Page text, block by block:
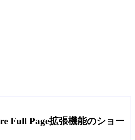
Full Page拡張機能のショー